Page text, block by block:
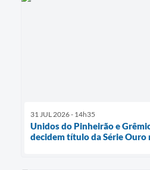
31 JUL 2026 - 14h35
Unidos do Pinheirão e
decidem título da Série Ouro